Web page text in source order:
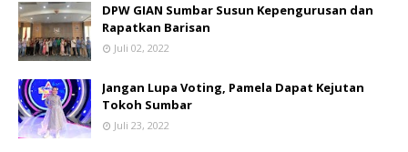
DPW GIAN Sumbar Susun Kepengurusan dan
Rapatkan Barisan
Juli 02, 2022
Jangan Lupa Voting, Pamela Dapat Kejutan
Tokoh Sumbar
Juli 23, 2022